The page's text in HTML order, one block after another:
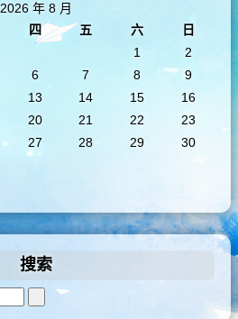
2026 年 8 月
四 五 六
日
1
2
6 7 8
9
13 14 15
16
20 21 22
23
27 28 29
30
搜索